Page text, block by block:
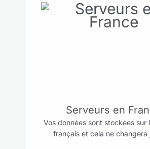
Serveurs en
Vos données sont stockées sur
français et cela ne changera